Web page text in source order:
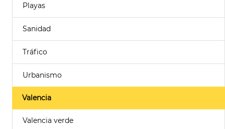
Playas
Sanidad
Tráfico
Urbanismo
Valencia
Valencia verde